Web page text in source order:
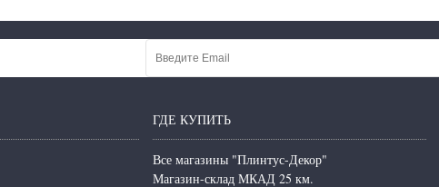
ГДЕ КУПИТЬ
Все магазины "Плинтус-Декор"
Магазин-склад МКАД 25 км.